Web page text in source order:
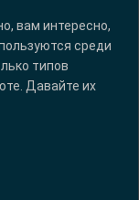
вам интересно,
среди
типов
Давайте их